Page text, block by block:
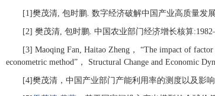
[1]樊茂清, 包时鹏. 数字经济破解中国产业高质量发
[2] 樊茂清, 包时鹏. 中国农业部门经济增长核算
[3] Maoqing Fan, Haitao Zheng， “The impact of
econometric method”， Structural Change and Economic
[4]樊茂清，中国产业部门产能利用率的测度以及影